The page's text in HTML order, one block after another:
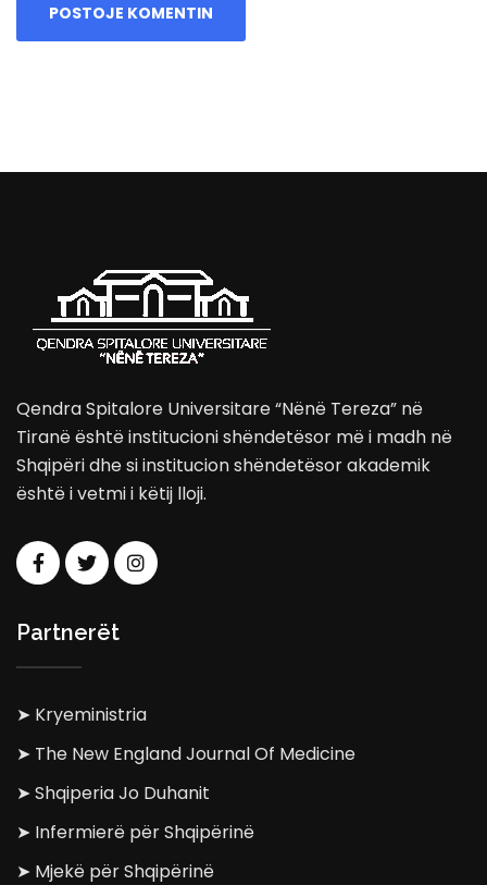
Qendra Spitalore Universitare “Nënë Tereza” në
Tiranë është institucioni shëndetësor më i madh në
Shqipëri dhe si institucion shëndetësor akademik
është i vetmi i këtij lloji.
Partnerët
➤ Kryeministria
➤ The New England Journal Of Medicine
➤ Shqiperia Jo Duhanit
➤ Infermierë për Shqipërinë
➤ Mjekë për Shqipërinë